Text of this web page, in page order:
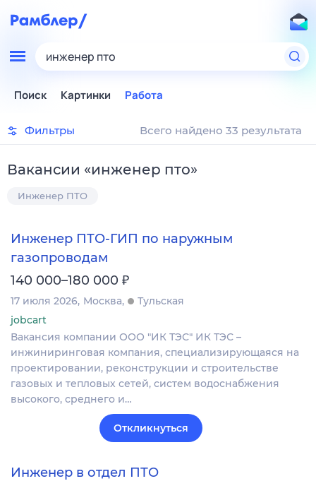
инженер пто
Поиск Картинки Работа
Фильтры Всего найдено 33 результата
Вакансии «инженер пто»
Инженер ПТО
Инженер ПТО-ГИП по наружным
газопроводам
140 000–180 000 ₽
17 июля 2026 Москва
Тульская
jobcart
Вакансия компании ООО "ИК ТЭС" ИК ТЭС –
инжиниринговая компания, специализирующаяся на
проектировании, реконструкции и строительстве
газовых и тепловых сетей, систем водоснабжения
высокого, среднего и…
Откликнуться
Инженер в отдел ПТО